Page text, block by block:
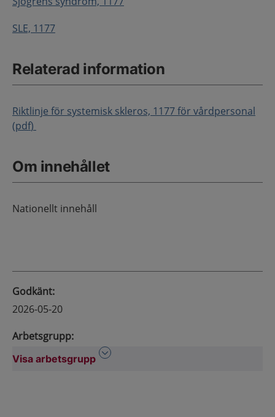
SLE, 1177
Relaterad information
Riktlinje för systemisk skleros, 1177 för vårdpersonal
(pdf)
Om innehållet
Nationellt innehåll
Godkänt:
2026-05-20
Arbetsgrupp:
Visa arbetsgrupp Visa arbetsgrupp